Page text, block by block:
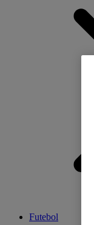
Futebol